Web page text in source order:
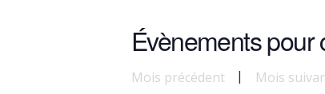
Évènements pour